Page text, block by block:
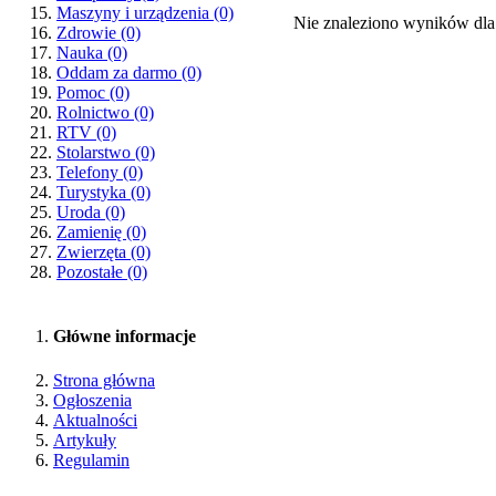
Maszyny i urządzenia (0)
Zdrowie (0)
Nauka (0)
Oddam za darmo (0)
Pomoc (0)
Rolnictwo (0)
RTV (0)
Stolarstwo (0)
Telefony (0)
Turystyka (0)
Uroda (0)
Zamienię (0)
Zwierzęta (0)
Pozostałe (0)
Nie znaleziono wyników
Główne informacje
Strona główna
Ogłoszenia
Aktualności
Artykuły
Regulamin